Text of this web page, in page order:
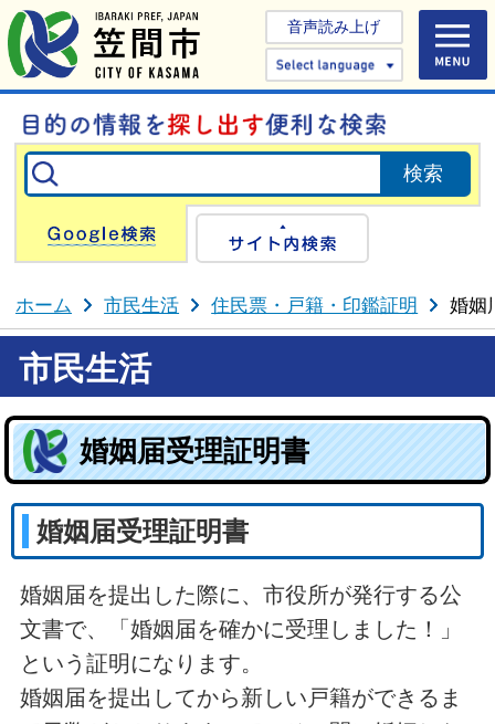
音声読み上げ
Select
Google検索
ホーム 市民生活 住民票・戸籍・印鑑証明 婚姻
市民生活
婚姻届受理証明書
婚姻届受理証明書
婚姻届を提出した際に、市役所が発行する公
文書で、「婚姻届を確かに受理しました！」
という証明になります。
婚姻届を提出してから新しい戸籍ができるま